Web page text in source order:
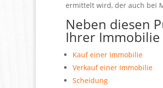
ermittelt wird, der auch bei
Neben diesen
Ihrer
Kauf einer Immobilie
Verkauf einer Immobilie
Scheidung